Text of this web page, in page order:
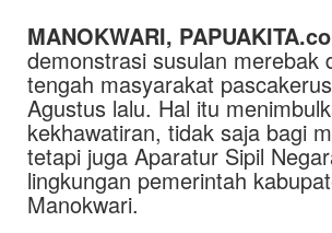
MANOKWARI,
demonstrasi susulan merebak
tengah masyarakat
Agustus lalu. Hal itu
kekhawatiran, tidak saja bagi
tetapi juga Aparatur Sipil
lingkungan pemerintah
Manokwari.